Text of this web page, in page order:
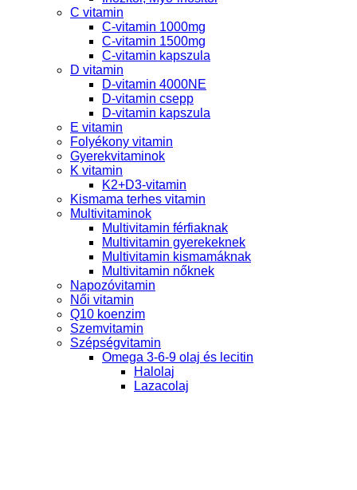
C vitamin
C-vitamin 1000mg
C-vitamin 1500mg
C-vitamin kapszula
D vitamin
D-vitamin 4000NE
D-vitamin csepp
D-vitamin kapszula
E vitamin
Folyékony vitamin
Gyerekvitaminok
K vitamin
K2+D3-vitamin
Kismama terhes vitamin
Multivitaminok
Multivitamin férfiaknak
Multivitamin gyerekeknek
Multivitamin kismamáknak
Multivitamin nőknek
Napozóvitamin
Női vitamin
Q10 koenzim
Szemvitamin
Szépségvitamin
Omega 3-6-9 olaj és lecitin
Halolaj
Lazacolaj